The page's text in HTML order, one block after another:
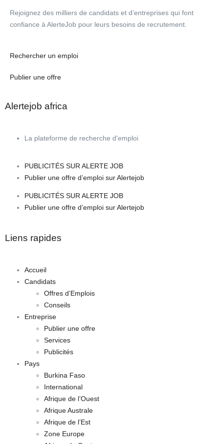
Rejoignez des milliers de candidats et d’entreprises qui font
confiance à AlerteJob pour leurs besoins de recrutement.
Rechercher un emploi
Publier une offre
Alertejob africa
La plateforme de recherche d'emploi
PUBLICITÉS SUR ALERTE JOB
Publier une offre d’emploi sur Alertejob
PUBLICITÉS SUR ALERTE JOB
Publier une offre d’emploi sur Alertejob
Liens rapides
Accueil
Candidats
Offres d’Emplois
Conseils
Entreprise
Publier une offre
Services
Publicités
Pays
Burkina Faso
International
Afrique de l’Ouest
Afrique Australe
Afrique de l’Est
Zone Europe